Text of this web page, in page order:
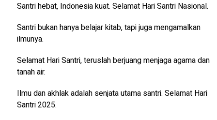
Santri hebat, Indonesia kuat. Selamat Hari Santri Nasional.
Santri bukan hanya belajar kitab, tapi juga mengamalkan
ilmunya.
Selamat Hari Santri, teruslah berjuang menjaga agama dan
tanah air.
Ilmu dan akhlak adalah senjata utama santri. Selamat Hari
Santri 2025.